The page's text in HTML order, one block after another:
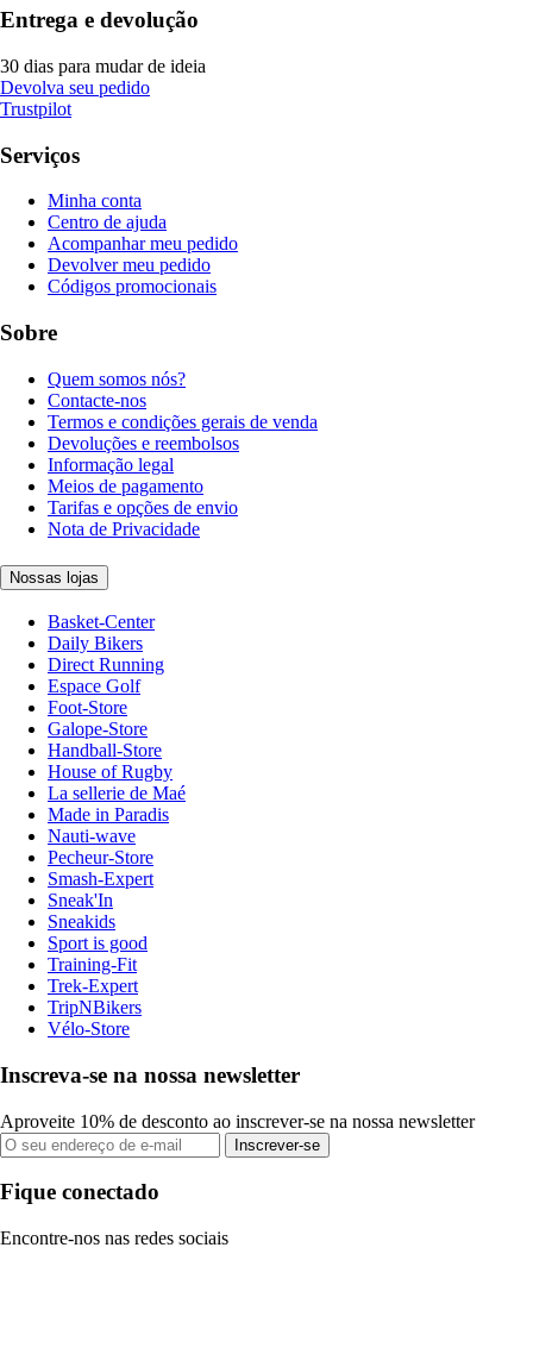
Entrega e devolução
30 dias para mudar de ideia
Devolva seu pedido
Trustpilot
Serviços
Minha conta
Centro de ajuda
Acompanhar meu pedido
Devolver meu pedido
Códigos promocionais
Sobre
Quem somos nós?
Contacte-nos
Termos e condições gerais de venda
Devoluções e reembolsos
Informação legal
Meios de pagamento
Tarifas e opções de envio
Nota de Privacidade
Nossas lojas
Basket-Center
Daily Bikers
Direct Running
Espace Golf
Foot-Store
Galope-Store
Handball-Store
House of Rugby
La sellerie de Maé
Made in Paradis
Nauti-wave
Pecheur-Store
Smash-Expert
Sneak'In
Sneakids
Sport is good
Training-Fit
Trek-Expert
TripNBikers
Vélo-Store
Inscreva-se na nossa newsletter
Aproveite 10% de desconto ao inscrever-se na nossa newsletter
Inscrever-se
Fique conectado
Encontre-nos nas redes sociais